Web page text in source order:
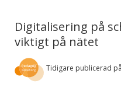
Digitalisering på
viktigt på nätet
Tidigare publicerad